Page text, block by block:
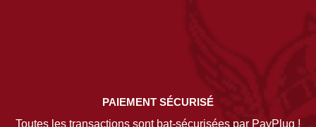
PAIEMENT SÉCURISÉ
Toutes les transactions sont bat-sécurisées par PayPlug !